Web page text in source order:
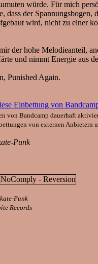
würde. Für mich
dass der Spannungsbogen,
wird, nicht zu einer
der hohe Melodieanteil,
und nimmt Energie aus
Punished Again.
Einbettung von
von Bandcamp dauerhaft
von externen Anbietern
Punk
Punk
Records